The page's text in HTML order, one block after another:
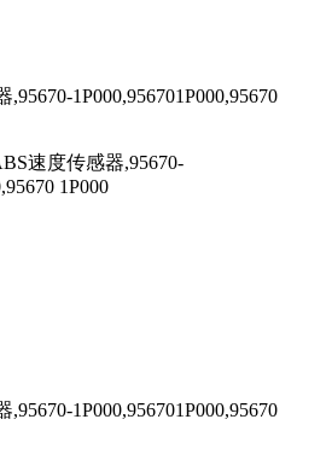
1P000,956701P000,95670
速度传感器,95670-
1P000
1P000,956701P000,95670